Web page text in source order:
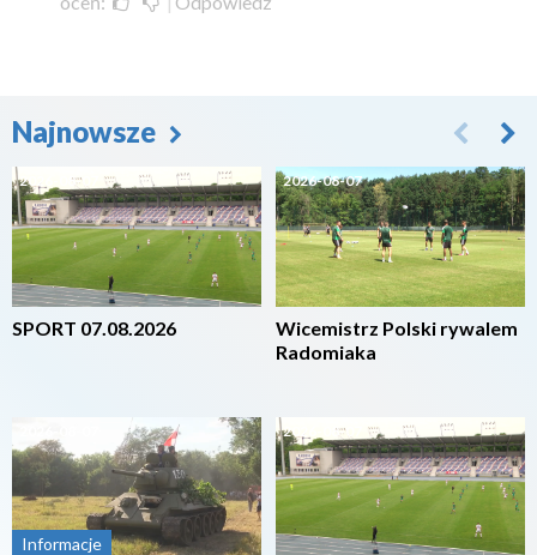
Najnowsze
2026-08-07
SPORT 07.08.2026
Informacje
2026-08-07
Wicemistrz Polski rywalem
Radomiaka
2026-08-07